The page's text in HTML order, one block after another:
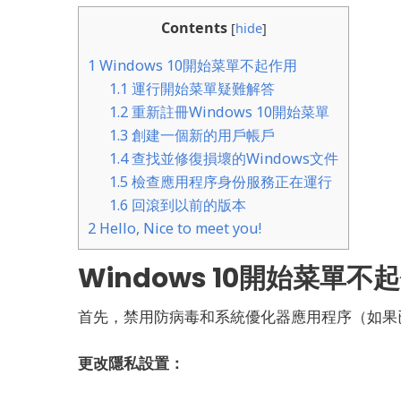
Contents [hide]
1 Windows 10開始菜單不起作用
1.1 運行開始菜單疑難解答
1.2重新註冊Windows 10開始菜單
1.3 創建一個新的用戶帳戶
1.4查找並修復損壞的Windows文件
1.5 檢查應用程序身份服務正在運行
1.6 回滾到以前的版本
2 Hello, Nice to meet you!
Windows 10開始菜單不
首先，禁用防病毒和系統優化器應用程序（如果
更改隱私設置：